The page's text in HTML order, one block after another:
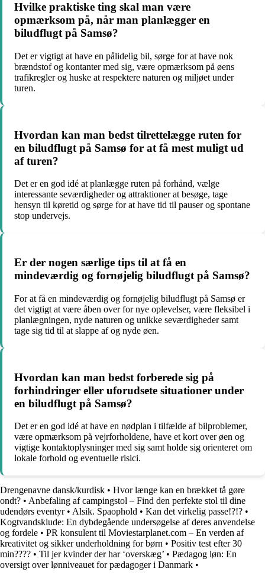
Hvilke praktiske ting skal man være
opmærksom på, når man planlægger en
biludflugt på Samsø?
Det er vigtigt at have en pålidelig bil, sørge for at have nok
brændstof og kontanter med sig, være opmærksom på øens
trafikregler og huske at respektere naturen og miljøet under
turen.
Hvordan kan man bedst tilrettelægge ruten for
en biludflugt på Samsø for at få mest muligt ud
af turen?
Det er en god idé at planlægge ruten på forhånd, vælge
interessante seværdigheder og attraktioner at besøge, tage
hensyn til køretid og sørge for at have tid til pauser og spontane
stop undervejs.
Er der nogen særlige tips til at få en
mindeværdig og fornøjelig biludflugt på Samsø?
For at få en mindeværdig og fornøjelig biludflugt på Samsø er
det vigtigt at være åben over for nye oplevelser, være fleksibel i
planlægningen, nyde naturen og unikke seværdigheder samt
tage sig tid til at slappe af og nyde øen.
Hvordan kan man bedst forberede sig på
forhindringer eller uforudsete situationer under
en biludflugt på Samsø?
Det er en god idé at have en nødplan i tilfælde af bilproblemer,
være opmærksom på vejrforholdene, have et kort over øen og
vigtige kontaktoplysninger med sig samt holde sig orienteret om
lokale forhold og eventuelle risici.
Drengenavne dansk/kurdisk • Hvor længe kan en brækket tå gøre
ondt? • Anbefaling af campingstol – Find den perfekte stol til dine
udendørs eventyr• Alsik. Spaophold • Kan det virkelig passe!?!? •
Kogtvandsklude: En dybdegående undersøgelse af deres anvendelse
og fordele • PR konsulent til Moviestarplanet.com – En verden af
kreativitet og sikker underholdning for børn • Positiv test efter 30
min???? • Til jer kvinder der har ‘overskæg’ • Pædagog løn: En
oversigt over lønniveauet for pædagoger i Danmark •